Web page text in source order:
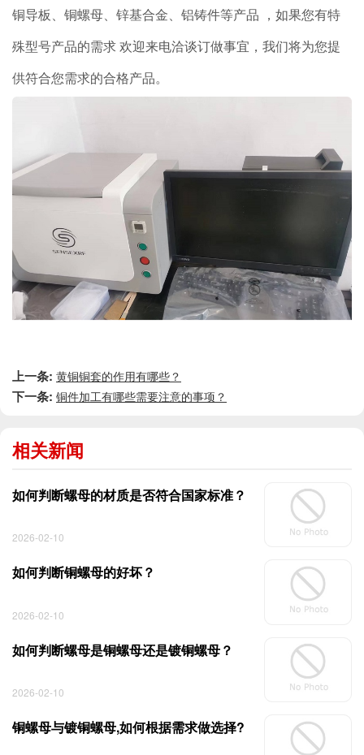
铜导板、铜螺母、锌基合金、铝铸件等产品 ，如果您有特
殊型号产品的需求 欢迎来电洽谈订做事宜，我们将为您提
供符合您需求的合格产品。
上一条: 黄铜铜套的作用有哪些？
下一条: 铜件加工有哪些需要注意的事项？
相关新闻
如何判断螺母的材质是否符合国家标准？
2026-02-10
如何判断铜螺母的好坏？
2026-02-10
如何判断螺母是铜螺母还是镀铜螺母？
2026-02-10
铜螺母与镀铜螺母,如何根据需求做选择?